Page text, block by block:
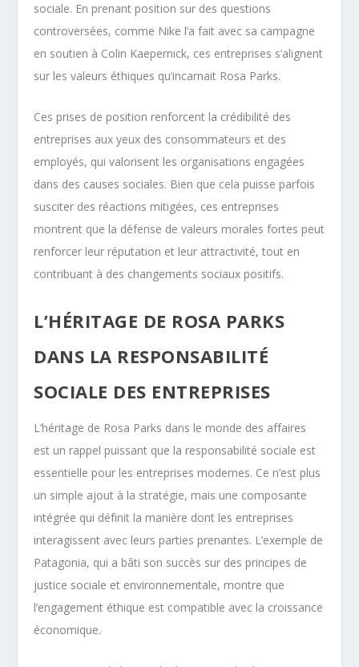
sociale. En prenant position sur des questions
controversées, comme Nike l’a fait avec sa campagne
en soutien à Colin Kaepernick, ces entreprises s’alignent
sur les valeurs éthiques qu’incarnait Rosa Parks.
Ces prises de position renforcent la crédibilité des
entreprises aux yeux des consommateurs et des
employés, qui valorisent les organisations engagées
dans des causes sociales. Bien que cela puisse parfois
susciter des réactions mitigées, ces entreprises
montrent que la défense de valeurs morales fortes peut
renforcer leur réputation et leur attractivité, tout en
contribuant à des changements sociaux positifs.
L’HÉRITAGE DE ROSA PARKS
DANS LA RESPONSABILITÉ
SOCIALE DES ENTREPRISES
L’héritage de Rosa Parks dans le monde des affaires
est un rappel puissant que la responsabilité sociale est
essentielle pour les entreprises modernes. Ce n’est plus
un simple ajout à la stratégie, mais une composante
intégrée qui définit la manière dont les entreprises
interagissent avec leurs parties prenantes. L’exemple de
Patagonia, qui a bâti son succès sur des principes de
justice sociale et environnementale, montre que
l’engagement éthique est compatible avec la croissance
économique.